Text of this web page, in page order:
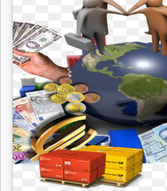
чем
циничнее
и
бесчеловечнее
капитализм,
тем
он
лучше